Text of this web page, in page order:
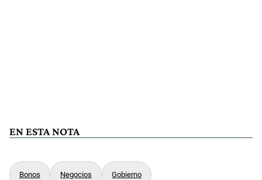
EN ESTA NOTA
Bonos Negocios Gobierno